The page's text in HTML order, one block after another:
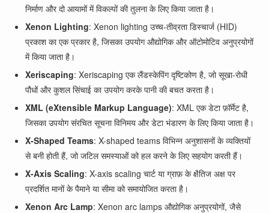
निर्माण और दो आयामों में विकल्पों की तुलना के लिए किया जाता है।
Xenon Lighting: Xenon lighting उच्च-तीव्रता डिस्चार्ज (HID)
प्रकाश का एक प्रकार है, जिसका उपयोग औद्योगिक और ऑटोमोटिव अनुप्रयोगों
में किया जाता है।
Xeriscaping: Xeriscaping एक लैंडस्केपिंग दृष्टिकोण है, जो सूखा-रोधी
पौधों और कुशल सिंचाई का उपयोग करके पानी की बचत करता है।
XML (eXtensible Markup Language): XML एक डेटा फ़ॉर्मेट है,
जिसका उपयोग संरचित सूचना विनिमय और डेटा भंडारण के लिए किया जाता है।
X-Shaped Teams: X-shaped teams विभिन्न अनुशासनों के व्यक्तियों
से बनी होती हैं, जो जटिल समस्याओं को हल करने के लिए सहयोग करती हैं।
X-Axis Scaling: X-axis scaling चार्ट या ग्राफ़ के क्षैतिज अक्ष पर
प्रदर्शित मानों के पैमाने या सीमा को समायोजित करता है।
Xenon Arc Lamp: Xenon arc lamps औद्योगिक अनुप्रयोगों, जैसे